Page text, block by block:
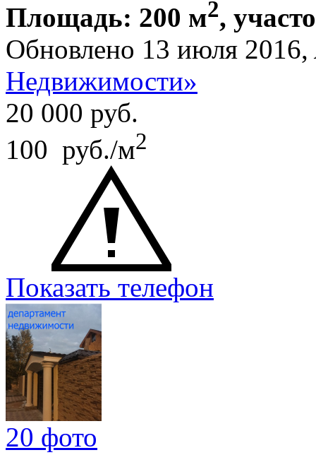
Площадь: 200 м2,
Обновлено 13 июля 2016,
Недвижимости»
20 000 руб.
100 руб./м2
Показать телефон
20 фото